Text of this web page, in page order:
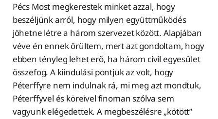
Pécs Most megkerestek minket azzal, hogy
beszéljünk arról, hogy milyen együttműködés
jöhetne létre a három szervezet között. Alapjában
véve én ennek örültem, mert azt gondoltam, hogy
ebben tényleg lehet erő, ha három civil egyesület
összefog. A kiindulási pontjuk az volt, hogy
Péterffyre nem indulnak rá, mi meg azt mondtuk,
Péterffyvel és köreivel finoman szólva sem
vagyunk elégedettek. A megbeszélésre „kötött”